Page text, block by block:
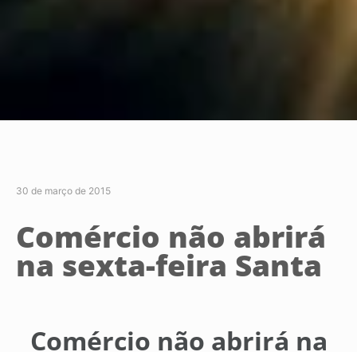
30 de março de 2015
Comércio não abrirá
na sexta-feira Santa
Comércio não abrirá na